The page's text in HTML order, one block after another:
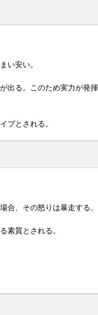
い安い。
出る。このため実力が発揮
プとされる。
合、その怒りは暴走する。
素質とされる。